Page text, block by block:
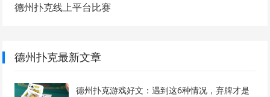
德州扑克线上平台比赛
德州扑克最新文章
德州扑克游戏好文：遇到这6种情况，弃牌才是